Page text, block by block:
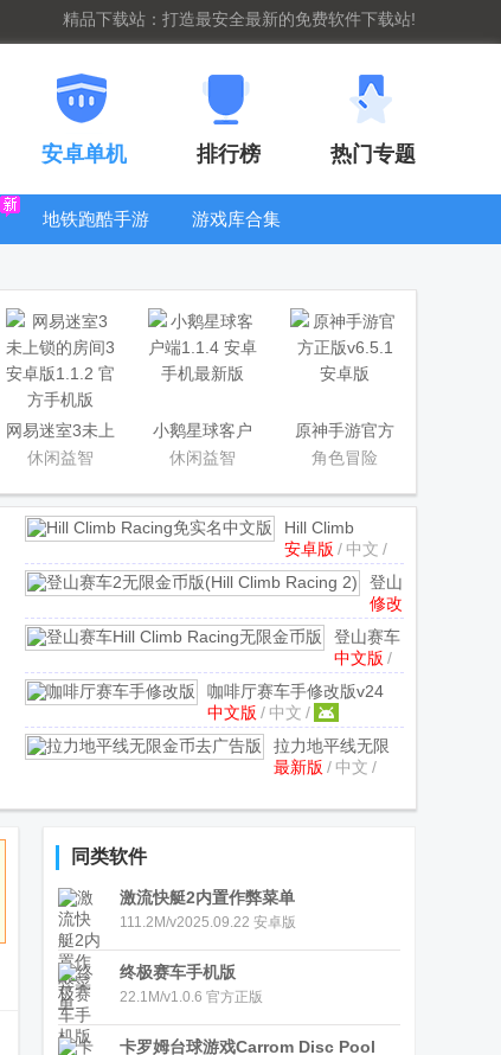
精品下载站：打造最安全最新的免费软件下载站!
安卓单机 排行榜 热门专题
地铁跑酷手游
游戏库合集
网易迷室3未上
锁的房间3安卓
休闲益智
小鹅星球客户
端
休闲益智
原神手游官方
正版
角色冒险
Hill Climb
Racing免实名中
文版v1.69.0安
卓中文原版
安卓版 / 中文 /
登山
赛车
2无
限金
币版
(Hill
Climb
Racing
2)
修改
版/
中
文 /
登山赛车
Hill Climb
Racing无
限金币版
v1.69.0
中文版
中文版 /
中文/
咖啡厅赛车手修改版v24
中文版
中文版 / 中文 /
拉力地平线无限
金币去广告版
最新版 / 中文 /
同类软件
激流快艇2内置作弊菜单
111.2M/v2025.09.22 安卓版
终极赛车手机版
22.1M/v1.0.6 官方正版
卡罗姆台球游戏Carrom Disc Pool